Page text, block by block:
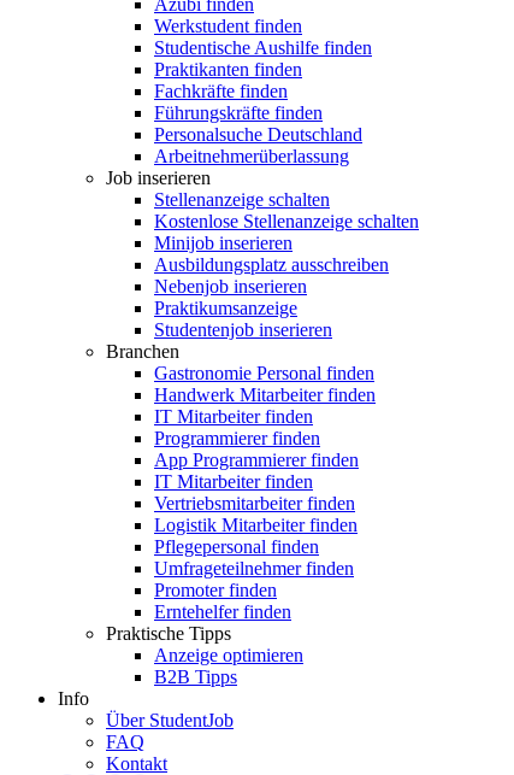
Azubi finden
Werkstudent finden
Studentische Aushilfe finden
Praktikanten finden
Fachkräfte finden
Führungskräfte finden
Personalsuche Deutschland
Arbeitnehmerüberlassung
Job inserieren
Stellenanzeige schalten
Kostenlose Stellenanzeige schalten
Minijob inserieren
Ausbildungsplatz ausschreiben
Nebenjob inserieren
Praktikumsanzeige
Studentenjob inserieren
Branchen
Gastronomie Personal finden
Handwerk Mitarbeiter finden
IT Mitarbeiter finden
Programmierer finden
App Programmierer finden
IT Mitarbeiter finden
Vertriebsmitarbeiter finden
Logistik Mitarbeiter finden
Pflegepersonal finden
Umfrageteilnehmer finden
Promoter finden
Erntehelfer finden
Praktische Tipps
Anzeige optimieren
B2B Tipps
Info
Über StudentJob
FAQ
Kontakt